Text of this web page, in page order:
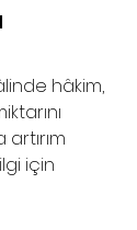
hâkim,
için